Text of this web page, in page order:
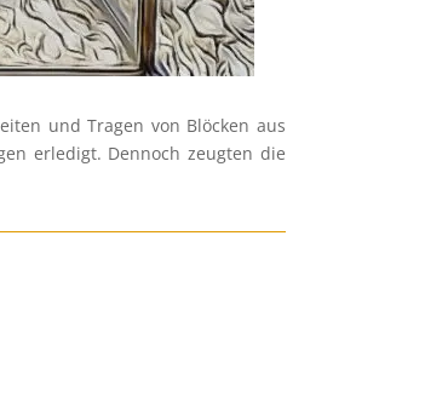
und Tragen von Blöcken aus
erledigt. Dennoch zeugten die